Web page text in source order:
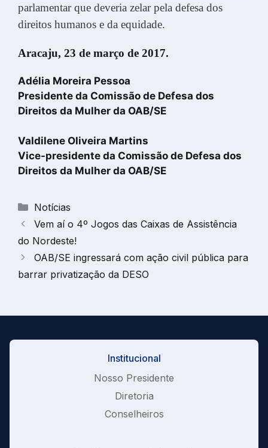
parlamentar que deveria zelar pela defesa dos
direitos humanos e da equidade.
Aracaju, 23 de março de 2017.
Adélia Moreira Pessoa
Presidente da Comissão de Defesa dos
Direitos da Mulher da OAB/SE
Valdilene Oliveira Martins
Vice-presidente da Comissão de Defesa dos
Direitos da Mulher da OAB/SE
Categorias
Notícias
Vem aí o 4º Jogos das Caixas de Assistência
do Nordeste!
OAB/SE ingressará com ação civil pública para
barrar privatização da DESO
Institucional
Nosso Presidente
Diretoria
Conselheiros